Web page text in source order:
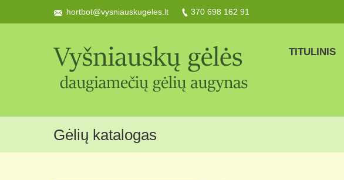
hortbot@vysniauskugeles.lt 370 698 162 91
TITULINIS
Gėlių katalogas